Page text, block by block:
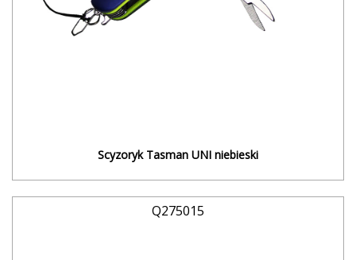
Scyzoryk Tasman UNI niebieski
Q275015